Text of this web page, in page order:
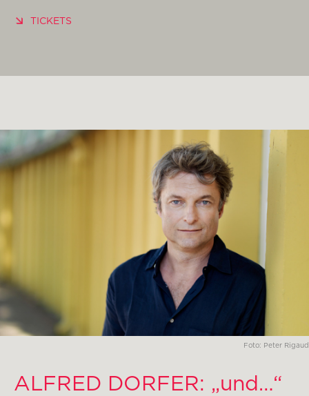
TICKETS
Foto: Peter Rigaud
ALFRED DORFER: „und…“